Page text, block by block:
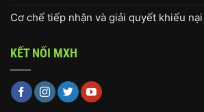
Cơ chế tiếp nhận và giải quyết khiếu nại
KẾT NỐI MXH